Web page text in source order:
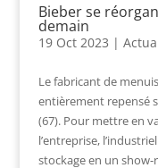
Bieber se
demain
19 Oct 2023 |
Le fabricant de
entièrement repensé
(67). Pour mettre en
l’entreprise,
stockage en un show-